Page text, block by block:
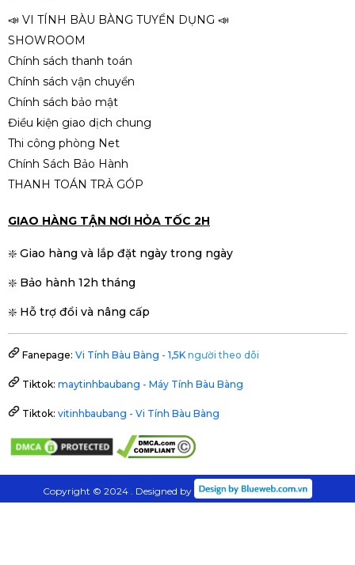
📣 VI TÍNH BÀU BÀNG TUYỂN DỤNG 📣
SHOWROOM
Chính sách thanh toán
Chính sách vận chuyển
Chính sách bảo mật
Điều kiện giao dịch chung
Thi công phòng Net
Chính Sách Bảo Hành
THANH TOÁN TRẢ GÓP
GIAO HÀNG TẬN NƠI HỎA TỐC 2H
❇️ Giao hàng và lắp đặt ngày trong ngày
❇️ Bảo hành 12h tháng
❇️ Hỗ trợ đổi và nâng cấp
Fanepage: Vi Tính Bàu Bàng - 1,5K người theo dõi
Tiktok: maytinhbaubang - Máy Tính Bàu Bàng
Tiktok: vitinhbaubang - Vi Tính Bàu Bàng
Copyright © 2024 . Designed by